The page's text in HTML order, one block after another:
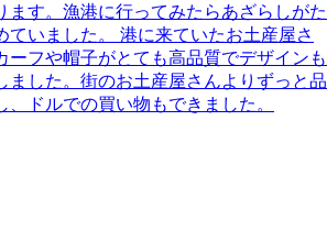
ます。漁港に行ってみたらあざらしがた
ていました。 港に来ていたお土産屋さ
ーフや帽子がとても高品質でデザインも
ました。街のお土産屋さんよりずっと品
ドルでの買い物もできました。